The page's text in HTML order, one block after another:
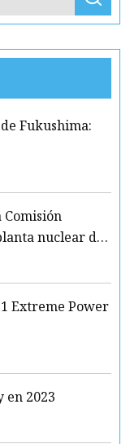
Fukushima:
Comisión
nuclear de
Extreme Power
en 2023